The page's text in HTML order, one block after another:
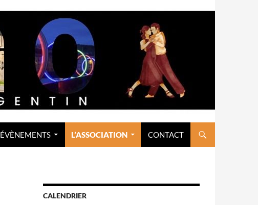
ÉVÈNEMENTS L’ASSOCIATION CONTACT
CALENDRIER